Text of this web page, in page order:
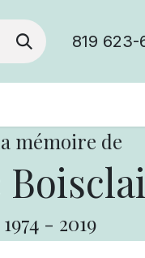
819 623-
mémoire de
1974 - 2019